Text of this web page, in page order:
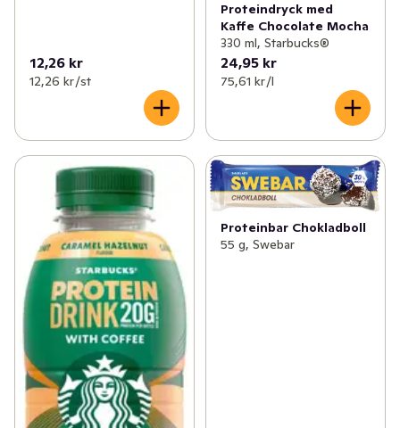
12,26 kr
12,26 kr /st
Proteindryck med
Kaffe Chocolate Mocha
330 ml, Starbucks®
24,95 kr
75,61 kr /l
Proteinbar Chokladboll
55 g, Swebar